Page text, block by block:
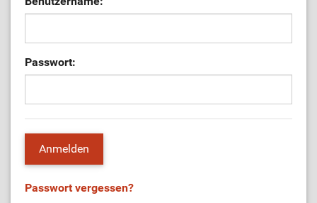
Passwort:
Passwort vergessen?